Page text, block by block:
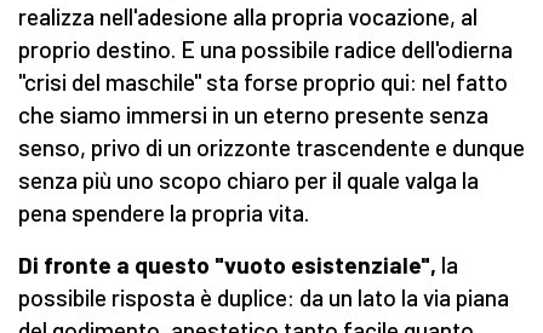
realizza nell'adesione alla propria vocazione, al
proprio destino. E una possibile radice dell'odierna
"crisi del maschile" sta forse proprio qui: nel fatto
che siamo immersi in un eterno presente senza
senso, privo di un orizzonte trascendente e dunque
senza più uno scopo chiaro per il quale valga la
pena spendere la propria vita.
Di fronte a questo "vuoto esistenziale", la
possibile risposta è duplice: da un lato la via piana